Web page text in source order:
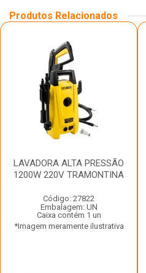
Produtos Relacionados
LAVADORA ALTA PRESSÃO
1200W 220V TRAMONTINA
Código: 27822
Embalagem: UN
Caixa contém 1 un
*Imagem meramente ilustrativa